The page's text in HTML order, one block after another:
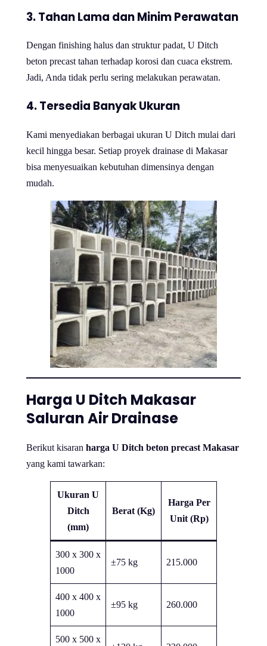
3. Tahan Lama dan Minim Perawatan
Dengan finishing halus dan struktur padat, U Ditch
beton precast tahan terhadap korosi dan cuaca ekstrem.
Jadi, Anda tidak perlu sering melakukan perawatan.
4. Tersedia Banyak Ukuran
Kami menyediakan berbagai ukuran U Ditch mulai dari
kecil hingga besar. Setiap proyek drainase di Makasar
bisa menyesuaikan kebutuhan dimensinya dengan
mudah.
Harga U Ditch Makasar
Saluran Air Drainase
Berikut kisaran harga U Ditch beton precast Makasar
yang kami tawarkan:
Ukuran U
Ditch
(mm)
Berat (Kg)
Harga Per
Unit (Rp)
300 x 300 x
1000
±75 kg 215.000
400 x 400 x
1000
±95 kg 260.000
500 x 500 x